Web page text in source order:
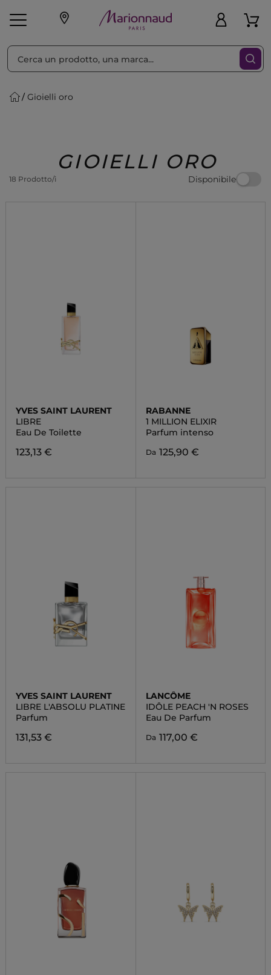
Make-up
Regalo
Gioielli oro
GIOIELLI ORO
18 Prodotto/i Disponibile
Ordina per Filtra
YVES SAINT LAURENT
LIBRE
Eau De Toilette
123,13 €
RABANNE
1 MILLION ELIXIR
Parfum intenso
Da 125,90 €
YVES SAINT LAURENT
LIBRE L'ABSOLU PLATINE
Parfum
131,53 €
LANCÔME
IDÔLE PEACH 'N ROSES
Eau De Parfum
Da 117,00 €